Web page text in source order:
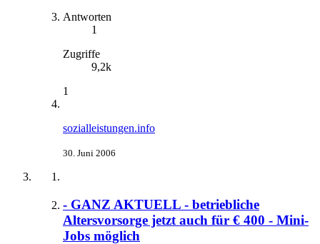
Antworten
1
Zugriffe
9,2k
1
sozialleistungen.info
30. Juni 2006
- GANZ AKTUELL - betriebliche
Altersvorsorge jetzt auch für € 400 - Mini-
Jobs möglich